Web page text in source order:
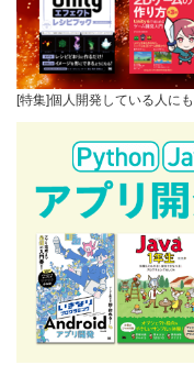
[特集]個人開発している人に